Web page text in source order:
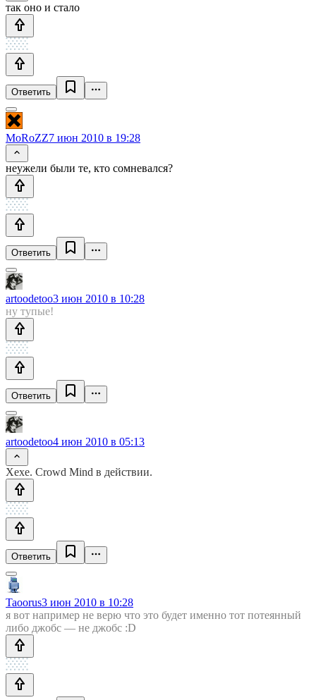
так оно и стало
Ответить
MoRoZZ7 июн 2010 в 19:28
неужели были те, кто сомневался?
Ответить
artoodetoo3 июн 2010 в 10:28
ну тупые!
Ответить
artoodetoo4 июн 2010 в 05:13
Хехе. Crowd Mind в действии.
Ответить
Taoorus3 июн 2010 в 10:28
я вот например не верю что это будет именно тот потеянный
либо джобс — не джобс :D